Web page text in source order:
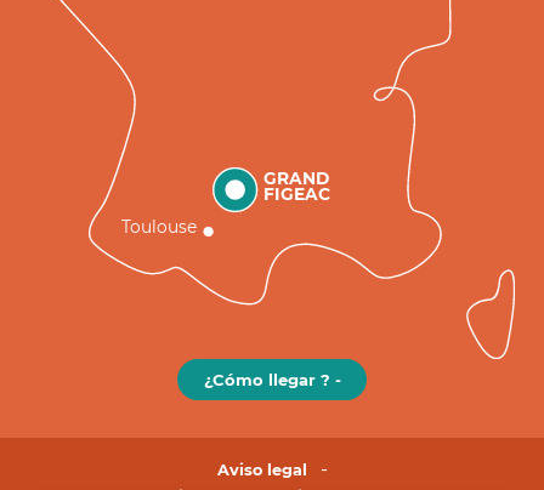
GRAND
FIGEAC
Toulouse
¿Cómo llegar ? -
Aviso legal